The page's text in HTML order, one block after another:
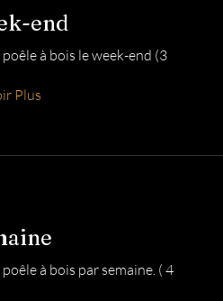
end
à bois le week-end (3
à bois par semaine. ( 4
Plus